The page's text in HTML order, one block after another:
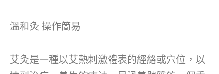
溫和灸 操作簡易
艾灸是一種以艾熱刺激體表的經絡或穴位，以